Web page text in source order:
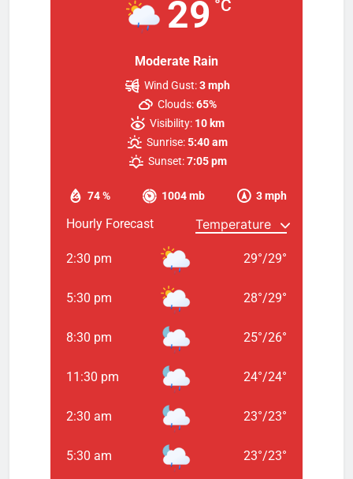
29 °C
Moderate Rain
74 % 1004 mb 3 mph
Wind Gust:3 mph
Clouds:65%
Visibility: 10 km
Sunrise:5:40 am
Sunset: 7:05 pm
Hourly Forecast
2:30 pm 29°/29°
5:30 pm 28°/29°
8:30 pm 25°/26°
11:30 pm 24°/24°
2:30 am 23°/23°
5:30 am 23°/23°